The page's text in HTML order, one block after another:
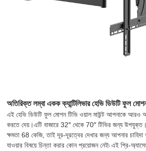
অতিরিক্ত লম্বা একক ক্যান্টিলিভার হেভি ডিউটি ​​ফুল মোশন
এই হেভি ডিউটি ​​ফুল মোশন টিভি ওয়াল মাউন্ট আপনাকে আরও
করতে দেয়।এটি বাজারে 32″ থেকে 70″ টিভির জন্য
ক্ষমতা 68 কেজি, তাই দূর-দূরত্বের দেখার জন্য আপনার চাহিদা
যাওয়ার বিষয়ে চিন্তা করার কোন প্রয়োজন নেই৷ এই প্রি-